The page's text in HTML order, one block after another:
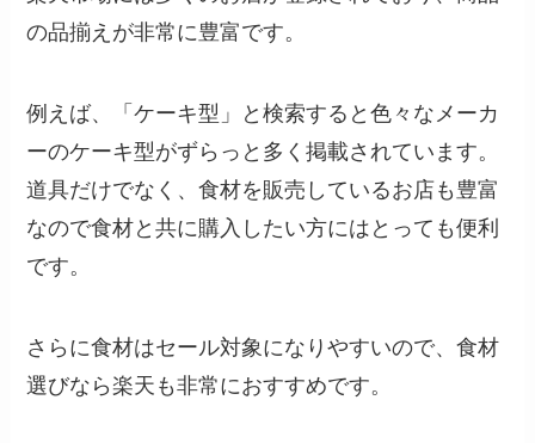
の品揃えが非常に豊富です。
例えば、「ケーキ型」と検索すると色々なメーカ
ーのケーキ型がずらっと多く掲載されています。
道具だけでなく、食材を販売しているお店も豊富
なので食材と共に購入したい方にはとっても便利
です。
さらに食材はセール対象になりやすいので、食材
選びなら楽天も非常におすすめです。